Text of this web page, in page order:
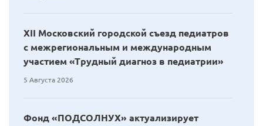
XII Московский городской съезд педиатров
с межрегиональным и международным
участием «Трудный диагноз в педиатрии»
5 Августа 2026
Фонд «ПОДСОЛНУХ» актуализирует